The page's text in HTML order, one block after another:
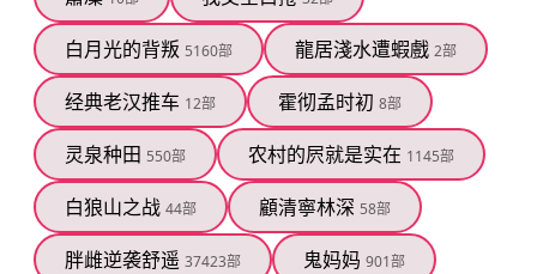
白月光的背叛 5160部 龍居淺水遭蝦戲 2部
经典老汉推车 12部 霍彻孟时初 8部
灵泉种田 550部 农村的屄就是实在 1145部
白狼山之战 44部 顧清寧林深 58部
胖雌逆袭舒遥 37423部 鬼妈妈 901部